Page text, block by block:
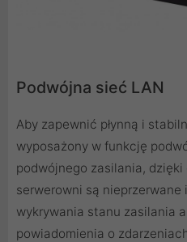
Podwójna sieć LAN
Aby zapewnić płynną i
wyposażony w funkcję
podwójnego zasilania,
serwerowni są nieprzerwane
wykrywania stanu zasilania
powiadomienia o